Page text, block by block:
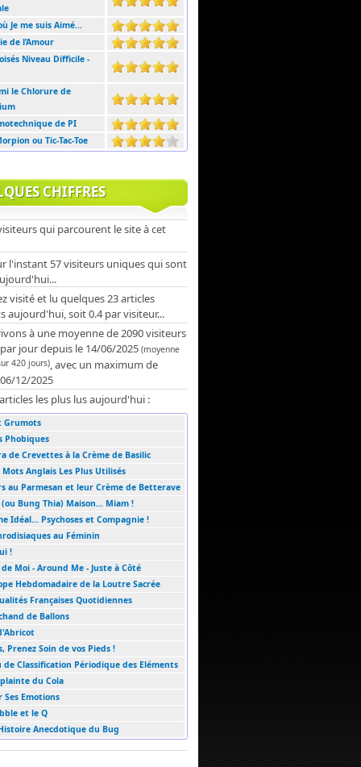
Je me suis Aimé...
de l’Amour
Niveau Difficile -
le Chlorure de
de PI
ou Tic-Tac-Toe
CHIFFRES
qui parcourent le site à cet
l'instant 57 visiteurs uniques qui sont
visité et lu quelques 23 articles
aujourd'hui, soit 0.4 par visiteur...
à une moyenne de 2090 visiteurs
jour depuis le 14/06/2025 (moyenne
420 jours), avec un maximum de
12/2025
les plus lus aujourd'hui :
Grumots
Phobiques
de Crevettes à la Crème de Basilic
Mots Anglais Les Plus Utilisés
au Parmesan et leur Crème de Betterave
(ou Bung Thia) Maison... Miam !
Idéal... Psychoses et Compagnie !
au Féminin
!
Moi - Around Me - Juste à Côté
Hebdomadaire de la Loutre Sacrée
Françaises Quotidiennes
de Ballons
Prenez Soin de vos Pieds !
de Classification Périodique des Eléments
du Cola
Ses Emotions
et le Q
Anecdotique du Bug